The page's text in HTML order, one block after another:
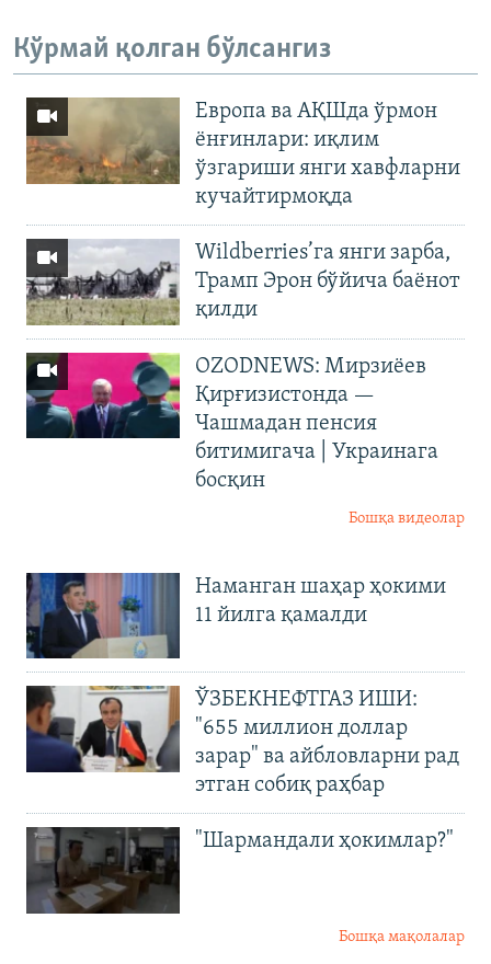
Кўрмай қолган бўлсангиз
Европа ва АҚШда ўрмон
ёнғинлари: иқлим
ўзгариши янги хавфларни
кучайтирмоқда
Wildberries’га янги зарба,
Трамп Эрон бўйича баёнот
қилди
OZODNEWS: Мирзиёев
Қирғизистонда —
Чашмадан пенсия
битимигача | Украинага
босқин
Бошқа видеолар
Наманган шаҳар ҳокими
11 йилга қамалди
ЎЗБЕКНЕФТГАЗ ИШИ:
"655 миллион доллар
зарар" ва айбловларни рад
этган собиқ раҳбар
"Шармандали ҳокимлар?"
Бошқа мақолалар